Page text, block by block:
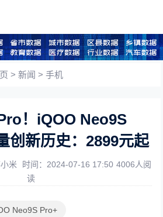
>新闻 >手机
！iQOO Neo9S
创新历史：2899元起
米 时间：2024-07-16 17:50 4006人阅
读
Neo9S Pro+